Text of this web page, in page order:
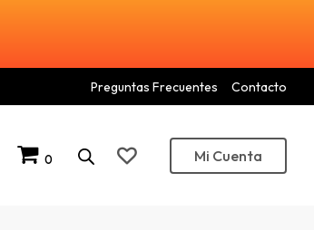
Preguntas Frecuentes Contacto
0 Mi Cuenta